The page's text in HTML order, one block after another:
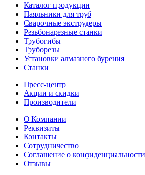
Каталог продукции
Паяльники для труб
Сварочные экструдеры
Резьбонарезные станки
Трубогибы
Труборезы
Установки алмазного бурения
Станки
Пресс-центр
Акции и скидки
Производители
О Компании
Реквизиты
Контакты
Сотрудничество
Соглашение о конфиденциальности
Отзывы